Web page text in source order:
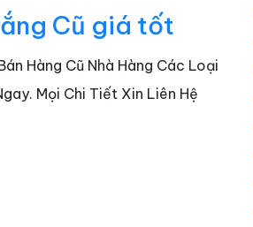
Cũ giá tốt
Hàng Cũ Nhà Hàng Các Loại
Mọi Chi Tiết Xin Liên Hệ